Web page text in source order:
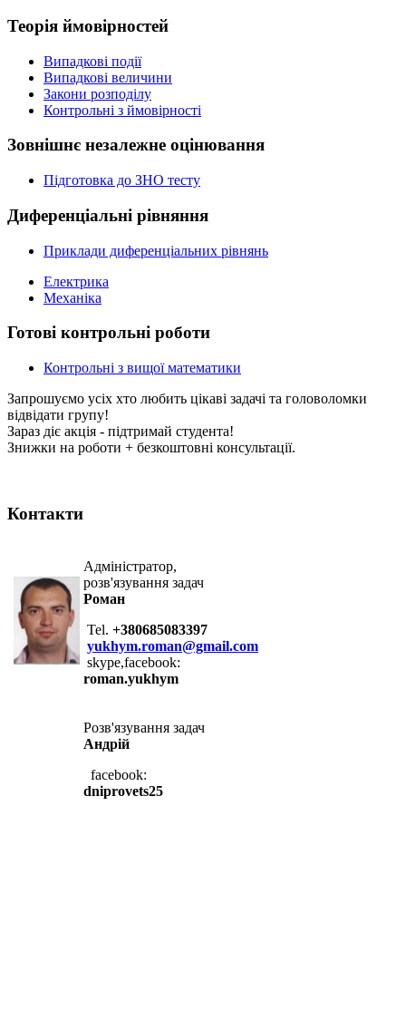
Теорія ймовірностей
Випадкові події
Випадкові величини
Закони розподілу
Контрольні з ймовірності
Зовнішнє незалежне оцінювання
Підготовка до ЗНО тесту
Диференціальні рівняння
Приклади диференціальних рівнянь
Електрика
Механіка
Готові контрольні роботи
Контрольні з вищої математики
Запрошуємо усіх хто любить цікаві задачі та головоломки
відвідати групу!
Зараз діє акція - підтримай студента!
Знижки на роботи + безкоштовні консультації.
Контакти
Адміністратор,
розв'язування задач
Роман
Tel. +380685083397
yukhym.roman@gmail.com
skype,facebook:
roman.yukhym
Розв'язування задач
Андрій
facebook:
dniprovets25